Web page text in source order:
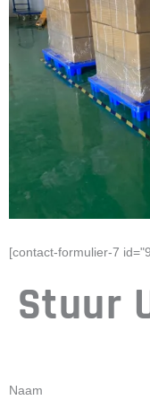
[contact-formulier-7
Stuur
Naam